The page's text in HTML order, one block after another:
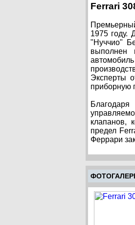
Ferrari
1975 году.
"Нуччио"
выполнен
Эксперты
приборную
Благодаря
клапанов,
предел
Феррари